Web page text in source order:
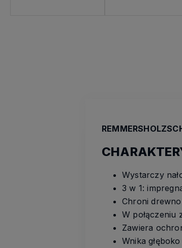
Wystarczy
3 w 1:
Chroni
W połączeniu
Zawiera
Wnika